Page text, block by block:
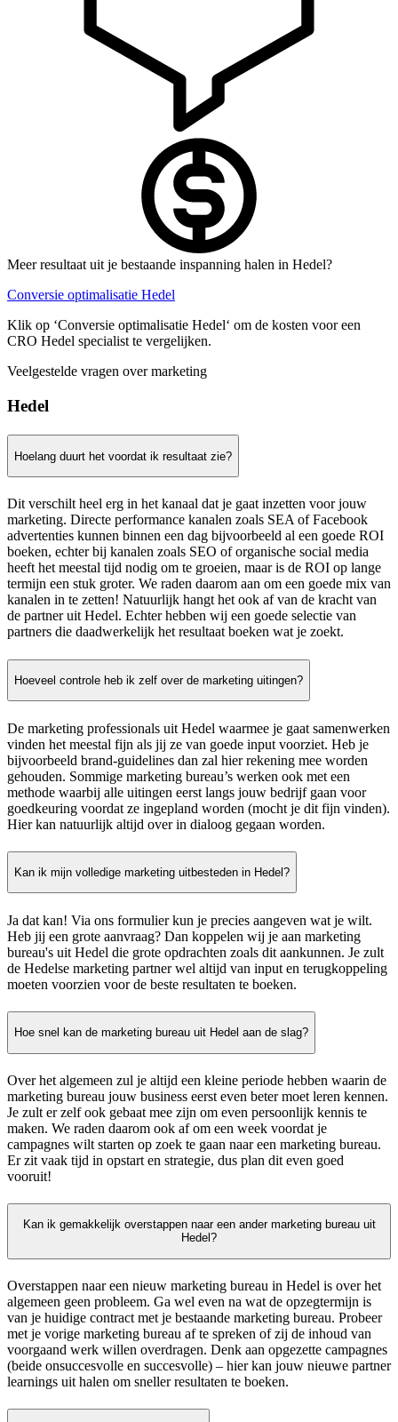
Meer resultaat uit je bestaande inspanning halen in Hedel?
Conversie optimalisatie Hedel
Klik op ‘Conversie optimalisatie Hedel‘ om de kosten voor een
CRO Hedel specialist te vergelijken.
Veelgestelde vragen over marketing
Hedel
Hoelang duurt het voordat ik resultaat zie?
Dit verschilt heel erg in het kanaal dat je gaat inzetten voor jouw
marketing. Directe performance kanalen zoals SEA of Facebook
advertenties kunnen binnen een dag bijvoorbeeld al een goede ROI
boeken, echter bij kanalen zoals SEO of organische social media
heeft het meestal tijd nodig om te groeien, maar is de ROI op lange
termijn een stuk groter. We raden daarom aan om een goede mix van
kanalen in te zetten! Natuurlijk hangt het ook af van de kracht van
de partner uit Hedel. Echter hebben wij een goede selectie van
partners die daadwerkelijk het resultaat boeken wat je zoekt.
Hoeveel controle heb ik zelf over de marketing uitingen?
De marketing professionals uit Hedel waarmee je gaat samenwerken
vinden het meestal fijn als jij ze van goede input voorziet. Heb je
bijvoorbeeld brand-guidelines dan zal hier rekening mee worden
gehouden. Sommige marketing bureau’s werken ook met een
methode waarbij alle uitingen eerst langs jouw bedrijf gaan voor
goedkeuring voordat ze ingepland worden (mocht je dit fijn vinden).
Hier kan natuurlijk altijd over in dialoog gegaan worden.
Kan ik mijn volledige marketing uitbesteden in Hedel?
Ja dat kan! Via ons formulier kun je precies aangeven wat je wilt.
Heb jij een grote aanvraag? Dan koppelen wij je aan marketing
bureau's uit Hedel die grote opdrachten zoals dit aankunnen. Je zult
de Hedelse marketing partner wel altijd van input en terugkoppeling
moeten voorzien voor de beste resultaten te boeken.
Hoe snel kan de marketing bureau uit Hedel aan de slag?
Over het algemeen zul je altijd een kleine periode hebben waarin de
marketing bureau jouw business eerst even beter moet leren kennen.
Je zult er zelf ook gebaat mee zijn om even persoonlijk kennis te
maken. We raden daarom ook af om een week voordat je
campagnes wilt starten op zoek te gaan naar een marketing bureau.
Er zit vaak tijd in opstart en strategie, dus plan dit even goed
vooruit!
Kan ik gemakkelijk overstappen naar een ander marketing bureau uit
Hedel?
Overstappen naar een nieuw marketing bureau in Hedel is over het
algemeen geen probleem. Ga wel even na wat de opzegtermijn is
van je huidige contract met je bestaande marketing bureau. Probeer
met je vorige marketing bureau af te spreken of zij de inhoud van
voorgaand werk willen overdragen. Denk aan opgezette campagnes
(beide onsuccesvolle en succesvolle) – hier kan jouw nieuwe partner
learnings uit halen om sneller resultaten te boeken.